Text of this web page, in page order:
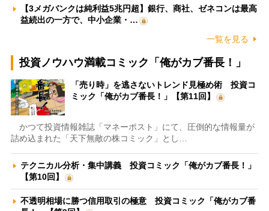
【3メガバンクは純利益5兆円超】銀行、商社、ゼネコンは最高
益続出の一方で、中小企業・…
一覧を見る
投資ノウハウ満載コミック「俺がカブ番長！」
「売り時」を逃さないトレンド見極め術 投資コ
ミック「俺がカブ番長！」【第11回】
かつて投資情報雑誌「マネーポスト」にて、圧倒的な情報量が
詰め込まれた「天下無敵の株コミック」とし…
テクニカル分析・集中講義 投資コミック「俺がカブ番長！」
【第10回】
不透明相場に勝つ信用取引の極意 投資コミック「俺がカブ番